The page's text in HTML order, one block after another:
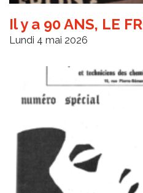
Il y a 90 ANS, LE
Lundi 4 mai 2026